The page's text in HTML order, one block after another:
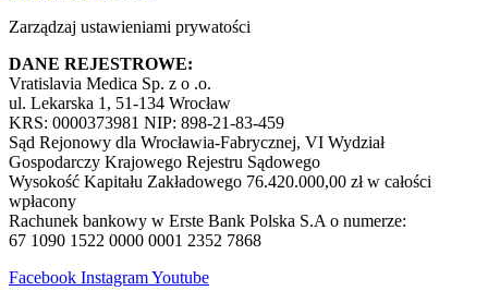
Zarządzaj ustawieniami prywatości
DANE REJESTROWE:
Vratislavia Medica Sp. z o .o.
ul. Lekarska 1, 51-134 Wrocław
KRS: 0000373981 NIP: 898-21-83-459
Sąd Rejonowy dla Wrocławia-Fabrycznej, VI Wydział
Gospodarczy Krajowego Rejestru Sądowego
Wysokość Kapitału Zakładowego 76.420.000,00 zł w całości
wpłacony
Rachunek bankowy w Erste Bank Polska S.A o numerze:
67 1090 1522 0000 0001 2352 7868
Facebook InstagramYoutube